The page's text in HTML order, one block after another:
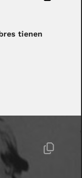
tienen